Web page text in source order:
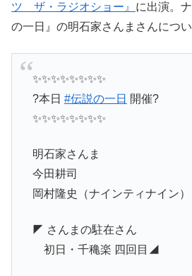
ツ ザ・ラジオショー』 に出演。
の一日』の明石家さんまさんにつ
✨✨✨✨✨✨✨✨
?本日 #伝説の一日 開催?
✨✨✨✨✨✨✨✨
明石家さんま
今田耕司
岡村隆史（ナインティナイン）
◤ さんまの駐在さん
初日・千穐楽 四回目◢